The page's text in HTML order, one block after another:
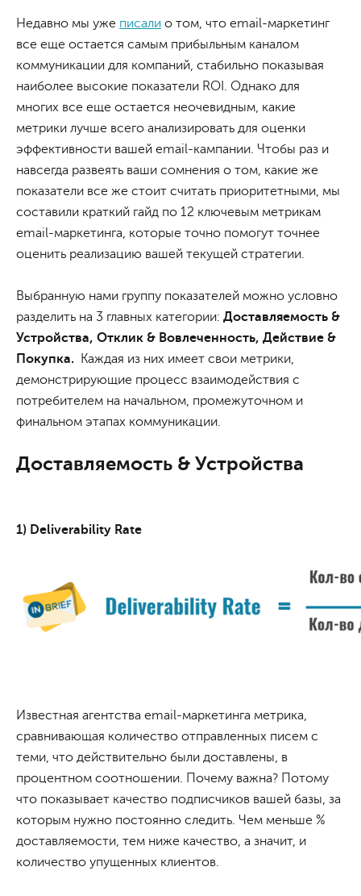
Недавно мы уже писали о том, что email-маркетинг
все еще остается самым прибыльным каналом
коммуникации для компаний, стабильно показывая
наиболее высокие показатели ROI. Однако для
многих все еще остается неочевидным, какие
метрики лучше всего анализировать для оценки
эффективности вашей email-кампании. Чтобы раз и
навсегда развеять ваши сомнения о том, какие же
показатели все же стоит считать приоритетными, мы
составили краткий гайд по 12 ключевым метрикам
email-маркетинга, которые точно помогут точнее
оценить реализацию вашей текущей стратегии.
Выбранную нами группу показателей можно условно
разделить на 3 главных категории: Доставляемость &
Устройства, Отклик & Вовлеченность, Действие &
Покупка. Каждая из них имеет свои метрики,
демонстрирующие процесс взаимодействия с
потребителем на начальном, промежуточном и
финальном этапах коммуникации.
Доставляемость & Устройства
1) Deliverability Rate
Известная агентства email-маркетинга метрика,
сравнивающая количество отправленных писем с
теми, что действительно были доставлены, в
процентном соотношении. Почему важна? Потому
что показывает качество подписчиков вашей базы, за
которым нужно постоянно следить. Чем меньше %
доставляемости, тем ниже качество, а значит, и
количество упущенных клиентов.